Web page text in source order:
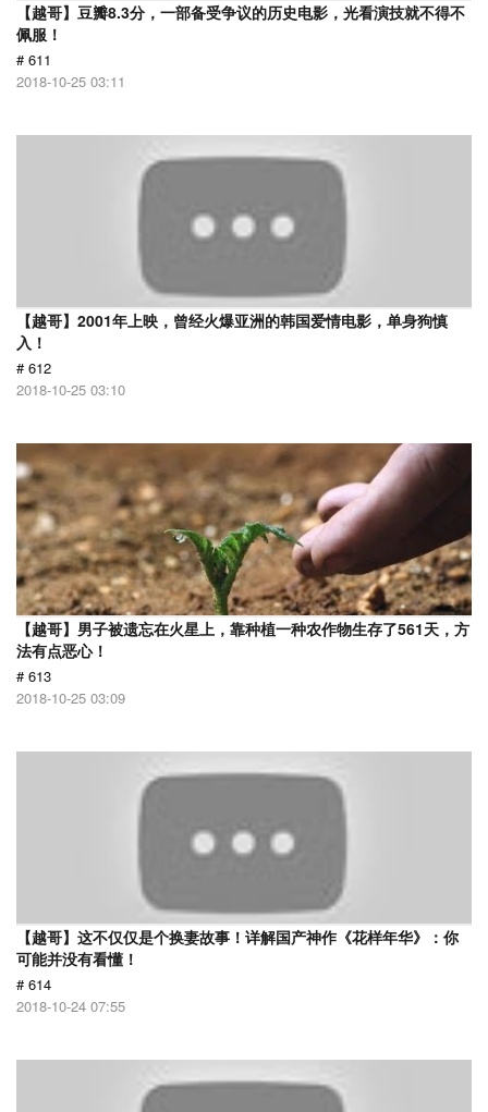
【越哥】豆瓣8.3分，一部备受争议的历史电影，光看演技就不得不
佩服！
# 611
2018-10-25 03:11
【越哥】2001年上映，曾经火爆亚洲的韩国爱情电影，单身狗慎
入！
# 612
2018-10-25 03:10
【越哥】男子被遗忘在火星上，靠种植一种农作物生存了561天，方
法有点恶心！
# 613
2018-10-25 03:09
【越哥】这不仅仅是个换妻故事！详解国产神作《花样年华》：你
可能并没有看懂！
# 614
2018-10-24 07:55